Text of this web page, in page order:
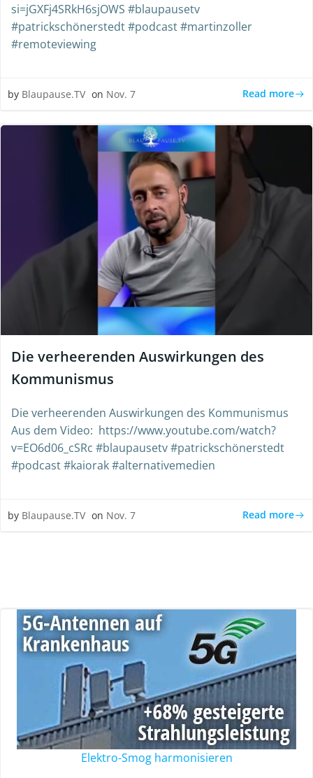
si=jGXFj4SRkH6sjOWS #blaupausetv
#patrickschönerstedt #podcast #martinzoller
#remoteviewing
by Blaupause.TV on Nov. 7 Read more
Die verheerenden Auswirkungen des
Kommunismus
Die verheerenden Auswirkungen des Kommunismus
Aus dem Video: https://www.youtube.com/watch?
v=EO6d06_cSRc #blaupausetv #patrickschönerstedt
#podcast #kaiorak #alternativemedien
by Blaupause.TV on Nov. 7 Read more
Elektro-Smog harmonisieren